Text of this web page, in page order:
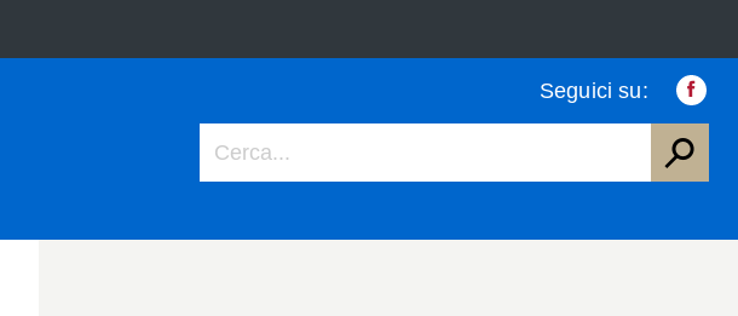
Seguici su: